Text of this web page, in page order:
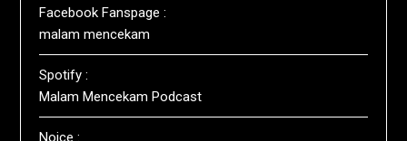
Facebook Fanspage :
malam mencekam
Spotify :
Malam Mencekam Podcast
Noice :